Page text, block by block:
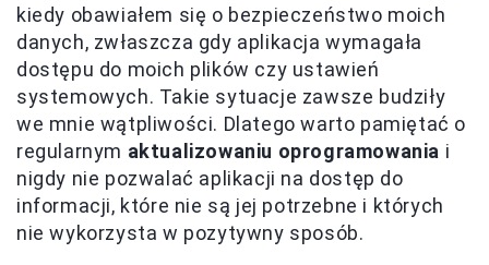
kiedy obawiałem się o bezpieczeństwo moich
danych, zwłaszcza gdy aplikacja wymagała
dostępu do moich plików czy ustawień
systemowych. Takie sytuacje zawsze budziły
we mnie wątpliwości. Dlatego warto pamiętać o
regularnym aktualizowaniu oprogramowania i
nigdy nie pozwalać aplikacji na dostęp do
informacji, które nie są jej potrzebne i których
nie wykorzysta w pozytywny sposób.